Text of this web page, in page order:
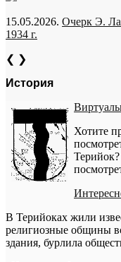
15.05.2026. Очерк Э.
1934 г.
❮ ❯
История
Хотите
В Терийоках жили
религиозные общины
здания, бурлила